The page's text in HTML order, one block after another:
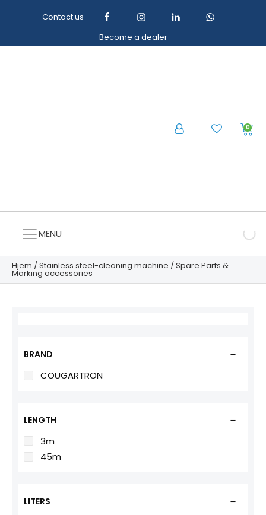
Contact us
Become a dealer
0
MENU
Hjem /Stainless steel-cleaning machine / Spare Parts &
Marking accessories
BRAND
COUGARTRON
LENGTH
3m
45m
LITERS